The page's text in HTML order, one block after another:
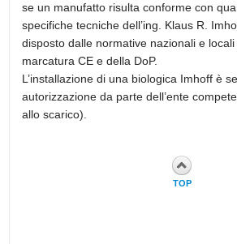
se un manufatto risulta conforme con
specifiche tecniche dell’ing. Klaus R.
disposto dalle normative nazionali e
marcatura CE e della DoP.
L’installazione di una biologica Imhoff è
autorizzazione da parte dell’ente
allo scarico).
TOP